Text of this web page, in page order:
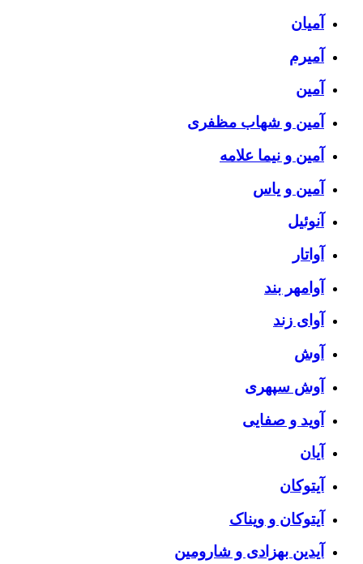
آمیان
آمیرم
آمین
آمین و شهاب مظفری
آمین و نیما علامه
آمین و یاس
آنوئیل
آواتار
آوامهر بند
آوای زند
آوش
آوش سپهری
آوید و صفایی
آیان
آیتوکان
آیتوکان و ویناک
آیدین بهزادی و شارومین